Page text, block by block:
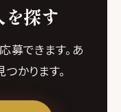
探す
募できます。あ
かります。